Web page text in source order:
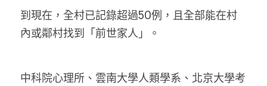
到現在，全村已記錄超過50例，且全部能在村
內或鄰村找到「前世家人」。
中科院心理所、雲南大學人類學系、北京大學考